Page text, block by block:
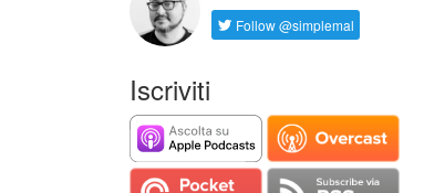
Follow @simplemal
Iscriviti